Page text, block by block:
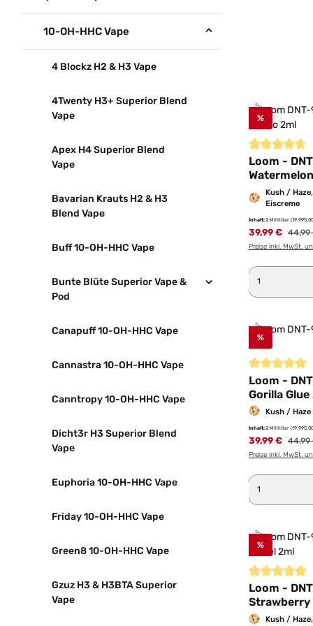
10-OH-HHC Vape
4 Blockz H2 & H3 Vape
4Twenty H3+ Superior Blend
Vape
Apex H4 Superior Blend
Vape
Bavarian Krauts H2 & H3
Blend Vape
Buff 10-OH-HHC Vape
Bunte Blüte Superior Vape &
Pod
Canapuff 10-OH-HHC Vape
Cannastra 10-OH-HHC Vape
Canntropy 10-OH-HHC Vape
Dicht3r H3 Superior Blend
Vape
Euphoria 10-OH-HHC Vape
Friday 10-OH-HHC Vape
Green8 10-OH-HHC Vape
Gzuz H3 & H3BTA Superior
Vape
%
Loom -
Kush /
Eiscreme
Inhalt:2 Milliliter
39,99 € 44,99
Preise inkl. MwSt.
Produkt
%
Loom -
Gorilla Glue
Kush / Haze
Inhalt:2 Milliliter
39,99 € 44,99
Preise inkl. MwSt.
Produkt
%
Loom -
Strawberry
Kush /